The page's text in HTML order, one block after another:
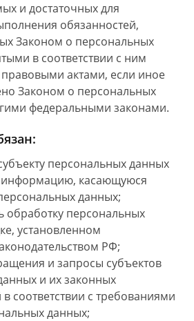
и достаточных для
обязанностей,
Законом о персональных
в соответствии с ним
актами, если иное
Законом о персональных
федеральными законами.
персональных данных
информацию, касающуюся
данных;
обработку персональных
установленном
РФ;
и запросы субъектов
и их законных
в соответствии с требованиями
данных;